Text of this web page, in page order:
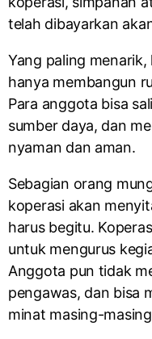
telah dibayarkan
Yang paling
hanya membangun
Para anggota bisa
sumber daya, dan
nyaman dan aman.
Sebagian orang
koperasi akan
harus begitu.
untuk mengurus
Anggota pun tidak
pengawas, dan bisa
minat masing-